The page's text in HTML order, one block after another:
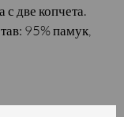
с две копчета.
95% памук,